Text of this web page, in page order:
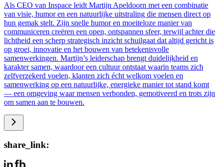
Als CEO van Inspace leidt Martijn Apeldoorn met een combinatie
van visie, humor en een natuurlijke uitstraling die mensen direct op
hun gemak stelt. Zijn snelle humor en moeiteloze manier van
communiceren creëren een open, ontspannen sfeer, terwijl achter die
lichtheid een scherp strategisch inzicht schuilgaat dat altijd gericht is
op groei, innovatie en het bouwen van betekenisvolle
samenwerkingen. Martijn’s leiderschap brengt duidelijkheid en
karakter samen, waardoor een cultuur ontstaat waarin teams zich
zelfverzekerd voelen, klanten zich écht welkom voelen en
samenwerking op een natuurlijke, energieke manier tot stand komt
— een omgeving waar mensen verbonden, gemotiveerd en trots zijn
om samen aan te bouwen.
share_link: